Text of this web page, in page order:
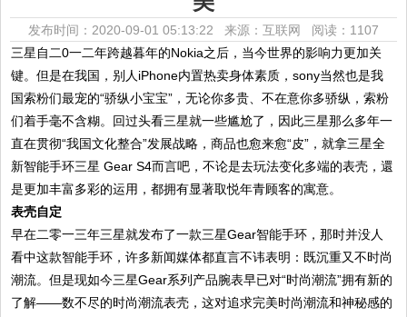
发布时间：2020-09-01 05:13:22 来源：互联网 阅读：1107
三星自二0一二年跨越暮年的Nokia之后，当今世界的影响力更加关
键。但是在我国，别人iPhone内置热卖身体素质，sony当然也是我
国索粉们最宠的“骄纵小宝宝”，无论你多贵、不在意你多骄纵，索粉
们着手毫不含糊。回过头看三星就一些尴尬了，因此三星那么多年一
直在贯彻“我国文化整合”发展战略，商品也愈来愈“皮”，就拿三星全
新智能手环三星 Gear S4而言吧，不论是去玩法变化多端的表壳，還
是更加丰富多彩的运用，都拥有显著取悦年青顾客的寓意。
表壳自定
早在二零一三年三星就发布了一款三星Gear智能手环，那时并没人
看中这款智能手环，许多新闻媒体都直言不讳表明：既沉重又不时尚
潮流。但是现如今三星Gear系列产品腕表早已对“时尚潮流”拥有新的
了解——数不尽的时尚潮流表壳，这对追求完美时尚潮流和神秘感的